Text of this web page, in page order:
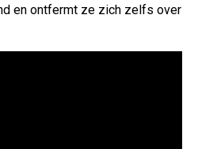
en ontfermt ze zich zelfs over